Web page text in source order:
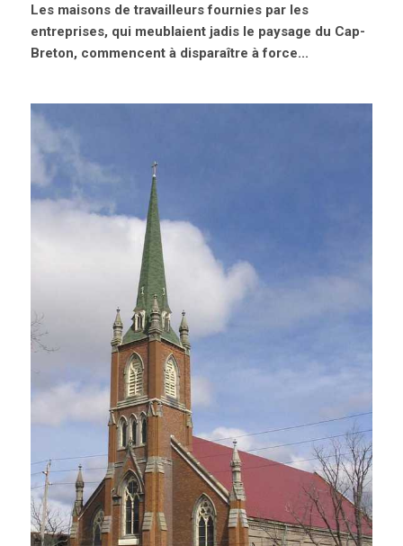
Les maisons de travailleurs fournies par les
entreprises, qui meublaient jadis le paysage du Cap-
Breton, commencent à disparaître à force...